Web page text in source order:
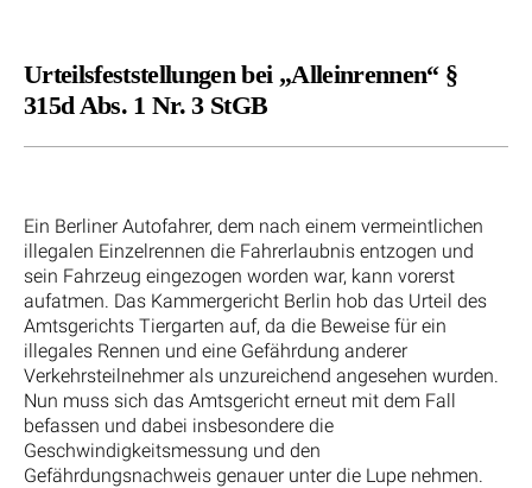
Urteilsfeststellungen bei „Alleinrennen“ §
315d Abs. 1 Nr. 3 StGB
Ein Berliner Autofahrer, dem nach einem vermeintlichen
illegalen Einzelrennen die Fahrerlaubnis entzogen und
sein Fahrzeug eingezogen worden war, kann vorerst
aufatmen. Das Kammergericht Berlin hob das Urteil des
Amtsgerichts Tiergarten auf, da die Beweise für ein
illegales Rennen und eine Gefährdung anderer
Verkehrsteilnehmer als unzureichend angesehen wurden.
Nun muss sich das Amtsgericht erneut mit dem Fall
befassen und dabei insbesondere die
Geschwindigkeitsmessung und den
Gefährdungsnachweis genauer unter die Lupe nehmen.